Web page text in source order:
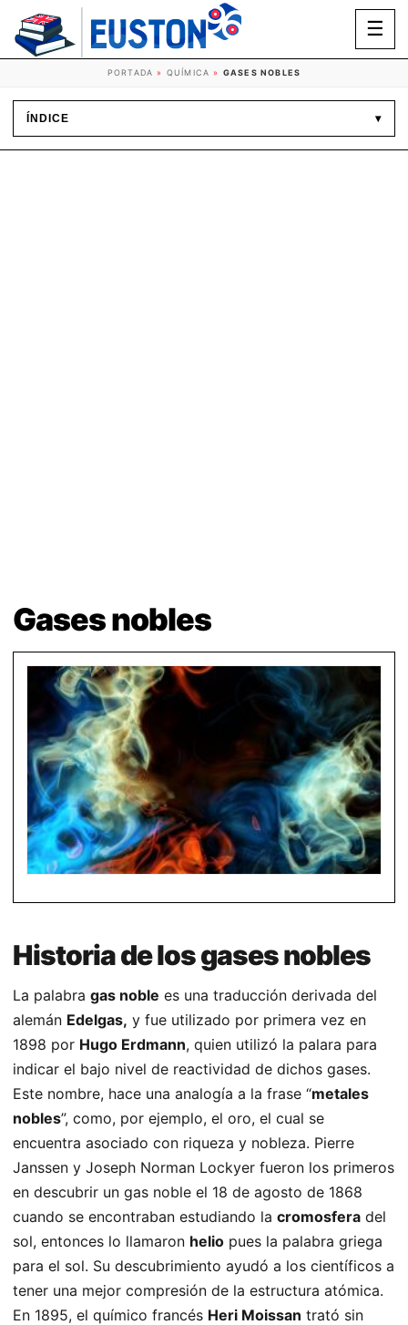
☰
PORTADA » QUÍMICA » GASES NOBLES
ÍNDICE ▾
Gases nobles
Historia de los gases nobles
La palabra gas noble es una traducción derivada del
alemán Edelgas, y fue utilizado por primera vez en
1898 por Hugo Erdmann, quien utilizó la palara para
indicar el bajo nivel de reactividad de dichos gases.
Este nombre, hace una analogía a la frase “metales
nobles”, como, por ejemplo, el oro, el cual se
encuentra asociado con riqueza y nobleza. Pierre
Janssen y Joseph Norman Lockyer fueron los primeros
en descubrir un gas noble el 18 de agosto de 1868
cuando se encontraban estudiando la cromosfera del
sol, entonces lo llamaron helio pues la palabra griega
para el sol. Su descubrimiento ayudó a los científicos a
tener una mejor compresión de la estructura atómica.
En 1895, el químico francés Heri Moissan trató sin